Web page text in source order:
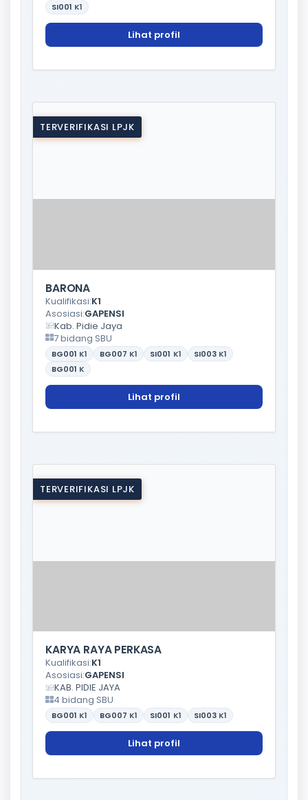
SI001 K1
Lihat profil
TERVERIFIKASI LPJK
BARONA
Kualifikasi:K1
Asosiasi:GAPENSI
Kab. Pidie Jaya
7 bidang SBU
BG001 K1 BG007 K1 SI001 K1 SI003 K1
BG001 K
Lihat profil
TERVERIFIKASI LPJK
KARYA RAYA PERKASA
Kualifikasi:K1
Asosiasi:GAPENSI
KAB. PIDIE JAYA
4 bidang SBU
BG001 K1 BG007 K1 SI001 K1 SI003 K1
Lihat profil